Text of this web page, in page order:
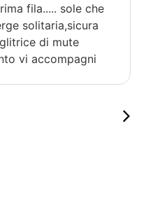
di mute
accompagni